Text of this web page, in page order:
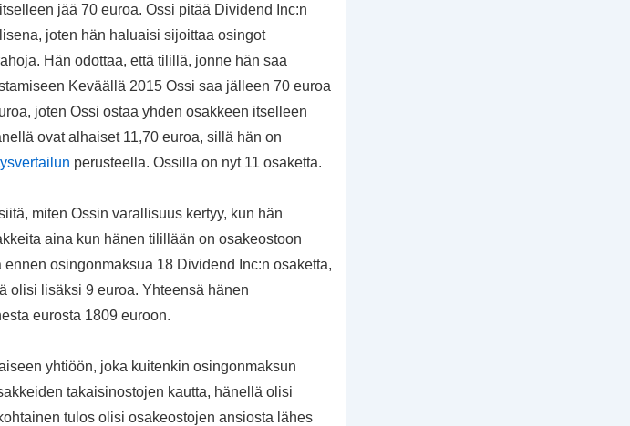
jää 70 euroa. Ossi pitää Dividend Inc:n
joten hän haluaisi sijoittaa osingot
Hän odottaa, että tilillä, jonne hän saa
Keväällä 2015 Ossi saa jälleen 70 euroa
joten Ossi ostaa yhden osakkeen itselleen
ovat alhaiset 11,70 euroa, sillä hän on
perusteella. Ossilla on nyt 11 osaketta.
miten Ossin varallisuus kertyy, kun hän
aina kun hänen tilillään on osakeostoon
osingonmaksua 18 Dividend Inc:n osaketta,
olisi lisäksi 9 euroa. Yhteensä hänen
eurosta 1809 euroon.
yhtiöön, joka kuitenkin osingonmaksun
takaisinostojen kautta, hänellä olisi
tulos olisi osakeostojen ansiosta lähes